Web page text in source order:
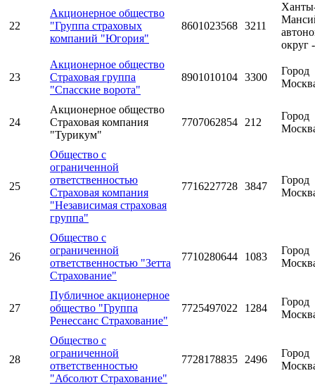
22
Акционерное общество
"Группа страховых
компаний "Югория"
8601023568 3211
округ
23
Акционерное общество
Страховая группа
"Спасские ворота"
8901010104 3300
Город
24
Акционерное общество
Страховая компания
"Турикум"
7707062854 212
Город
25
Общество с
ограниченной
ответственностью
Страховая компания
"Независимая страховая
группа"
7716227728 3847
Город
26
Общество с
ограниченной
ответственностью "Зетта
Страхование"
7710280644 1083
Город
27
Публичное акционерное
общество "Группа
Ренессанс Страхование"
7725497022 1284
Город
28
Общество с
ограниченной
ответственностью
"Абсолют Страхование"
7728178835 2496
Город